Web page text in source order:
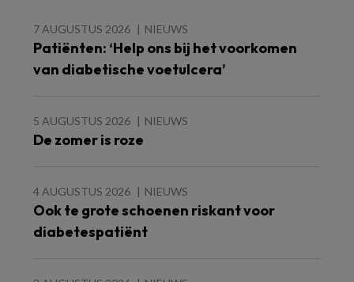
7 AUGUSTUS 2026 NIEUWS
Patiënten: ‘Help ons bij het voorkomen
van diabetische voetulcera’
5 AUGUSTUS 2026 NIEUWS
De zomer is roze
4 AUGUSTUS 2026 NIEUWS
Ook te grote schoenen riskant voor
diabetespatiënt